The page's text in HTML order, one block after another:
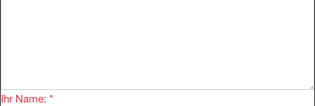
Ihr Name: *